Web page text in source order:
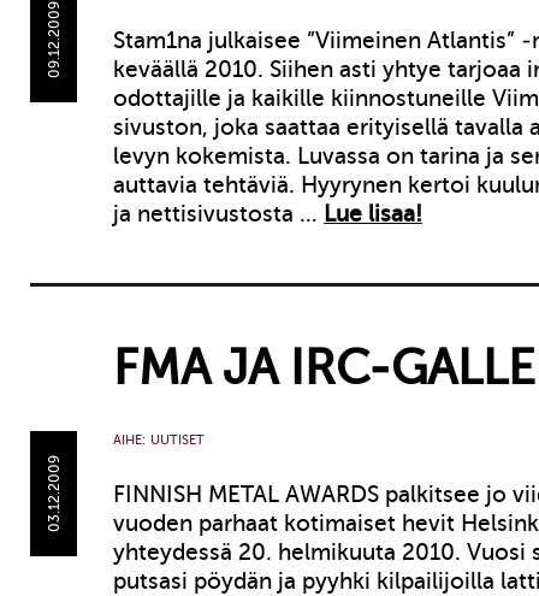
09.12.2009
Stam1na julkaisee ”Viimeinen Atlantis”
keväällä 2010. Siihen asti yhtye tarjoaa
odottajille ja kaikille kiinnostuneille
sivuston, joka saattaa erityisellä tavalla
levyn kokemista. Luvassa on tarina ja
auttavia tehtäviä. Hyyrynen kertoi
ja nettisivustosta … Lue lisaa!
FMA JA IRC-
03.12.2009
AIHE: UUTISET
FINNISH METAL AWARDS palkitsee jo
vuoden parhaat kotimaiset hevit
yhteydessä 20. helmikuuta 2010. Vuosi
putsasi pöydän ja pyyhki kilpailijoilla